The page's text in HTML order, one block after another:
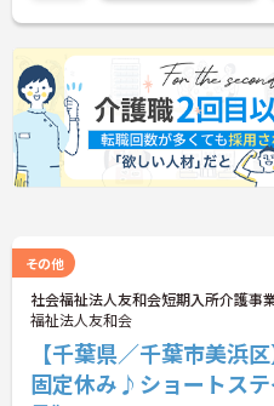
その他
社会福祉法人友和会短期入所介護
福祉法人友和会
【千葉県／千葉市美浜
固定休み♪ショートス